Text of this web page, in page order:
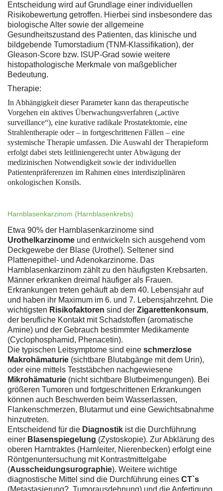
Entscheidung wird auf Grundlage einer individuellen
Risikobewertung getroffen. Hierbei sind insbesondere das
biologische Alter sowie der allgemeine
Gesundheitszustand des Patienten, das klinische und
bildgebende Tumorstadium (TNM-Klassifikation), der
Gleason-Score bzw. ISUP-Grad sowie weitere
histopathologische Merkmale von maßgeblicher
Bedeutung.
Therapie:
In Abhängigkeit dieser Parameter kann das therapeutische
Vorgehen ein aktives Überwachungsverfahren („active
surveillance“), eine kurative radikale Prostatektomie, eine
Strahlentherapie oder – in fortgeschrittenen Fällen – eine
systemische Therapie umfassen. Die Auswahl der Therapieform
erfolgt dabei stets leitliniengerecht unter Abwägung der
medizinischen Notwendigkeit sowie der individuellen
Patientenpräferenzen im Rahmen eines interdisziplinären
onkologischen Konsils.
Harnblasenkarzinom (Harnblasenkrebs)
Etwa 90% der Harnblasenkarzinome sind
Urothelkarzinome und entwickeln sich ausgehend vom
Deckgewebe der Blase (Urothel). Seltener sind
Plattenepithel- und Adenokarzinome. Das
Harnblasenkarzinom zählt zu den häufigsten Krebsarten.
Männer erkranken dreimal häufiger als Frauen.
Erkrankungen treten gehäuft ab dem 40. Lebensjahr auf
und haben ihr Maximum im 6. und 7. Lebensjahrzehnt. Die
wichtigsten Risikofaktoren sind der Zigarettenkonsum,
der berufliche Kontakt mit Schadstoffen (aromatische
Amine) und der Gebrauch bestimmter Medikamente
(Cyclophosphamid, Phenacetin).
Die typischen Leitsymptome sind eine schmerzlose
Makrohämaturie (sichtbare Blutabgänge mit dem Urin),
oder eine mittels Teststäbchen nachgewiesene
Mikrohämaturie (nicht sichtbare Blutbeimengungen). Bei
größeren Tumoren und fortgeschrittenen Erkrankungen
können auch Beschwerden beim Wasserlassen,
Flankenschmerzen, Blutarmut und eine Gewichtsabnahme
hinzutreten.
Entscheidend für die Diagnostik ist die Durchführung
einer Blasenspiegelung (Zystoskopie). Zur Abklärung des
oberen Harntraktes (Harnleiter, Nierenbecken) erfolgt eine
Röntgenuntersuchung mit Kontrastmittelgabe
(Ausscheidungsurographie). Weitere wichtige
diagnostische Mittel sind die Durchführung eines CT`s
(Metastasierung?, Tumorausdehnung) und die Anfertigung